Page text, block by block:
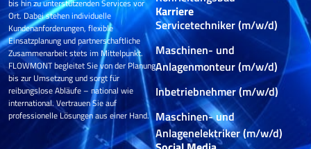
bis hin zu unterstützenden Services vor
Ort. Dabei stehen individuelle
Kundenanforderungen, flexible
Einsatzplanung und partnerschaftliche
Zusammenarbeit stets im Mittelpunkt.
FLOWMONT begleitet Sie von der Planung
bis zur Umsetzung und sorgt für
reibungslose Abläufe – national wie
international. Vertrauen Sie auf
professionelle Lösungen aus einer Hand.
Karriere
Servicetechniker (m/w/d)
Maschinen- und
Anlagenmonteur (m/w/d)
Inbetriebnehmer (m/w/d)
Maschinen- und
Anlagenelektriker (m/w/d)